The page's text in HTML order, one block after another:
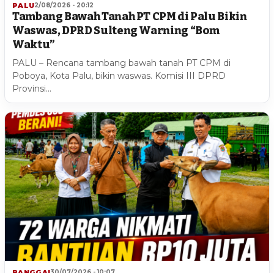
PALU2/08/2026 - 20:12
Tambang Bawah Tanah PT CPM di Palu Bikin
Waswas, DPRD Sulteng Warning “Bom
Waktu”
PALU – Rencana tambang bawah tanah PT CPM di
Poboya, Kota Palu, bikin waswas. Komisi III DPRD
Provinsi…